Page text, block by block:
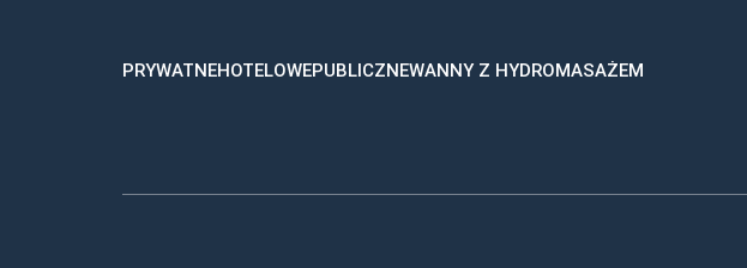
PRYWATNEHOTELOWEPUBLICZNEWANNY Z HYDROMASAŻEM